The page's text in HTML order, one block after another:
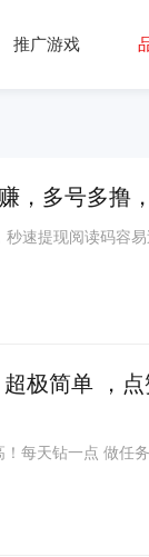
推广游戏
，多号多撸
速提现阅读码容
极简单 ，
每天钻一点 做任